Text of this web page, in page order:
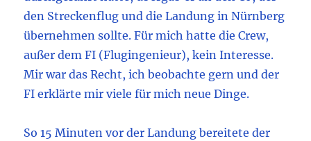
den Streckenflug und die Landung in Nürnberg
übernehmen sollte. Für mich hatte die Crew,
außer dem FI (Flugingenieur), kein Interesse.
Mir war das Recht, ich beobachte gern und der
FI erklärte mir viele für mich neue Dinge.
So 15 Minuten vor der Landung bereitete der